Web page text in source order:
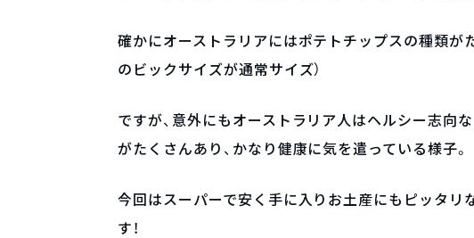
確かにオーストラリアにはポテトチップスの種類が
のビックサイズが通常サイズ）
ですが、意外にもオーストラリア人はヘルシー志向
がたくさんあり、かなり健康に気を遣っている様子。
今回はスーパーで安く手に入りお土産にもピッタリ
す！